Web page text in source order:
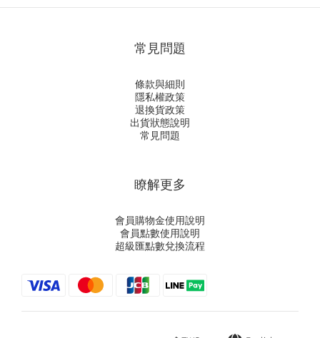
常見問題
條款與細則
隱私權政策
退換貨政策
出貨狀態說明
常見問題
瞭解更多
會員購物金使用說明
會員點數使用說明
超級匯點數兌換流程